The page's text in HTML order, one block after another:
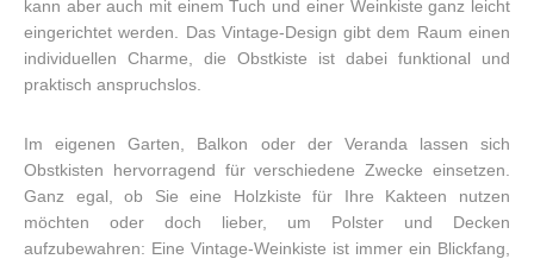
kann aber auch mit einem Tuch und einer Weinkiste ganz leicht
eingerichtet werden. Das Vintage-Design gibt dem Raum einen
individuellen Charme, die Obstkiste ist dabei funktional und
praktisch anspruchslos.
Im eigenen Garten, Balkon oder der Veranda lassen sich
Obstkisten hervorragend für verschiedene Zwecke einsetzen.
Ganz egal, ob Sie eine Holzkiste für Ihre Kakteen nutzen
möchten oder doch lieber, um Polster und Decken
aufzubewahren: Eine Vintage-Weinkiste ist immer ein Blickfang,